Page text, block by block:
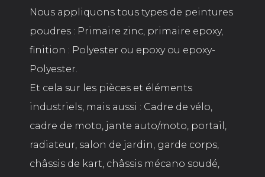
Nous appliquons tous types de peintures
poudres : Primaire zinc, primaire epoxy,
finition : Polyester ou epoxy ou epoxy-
Polyester.
Et cela sur les pièces et éléments
industriels, mais aussi : Cadre de vélo,
cadre de moto, jante auto/moto, portail,
radiateur, salon de jardin, garde corps,
châssis de kart, châssis mécano soudé,